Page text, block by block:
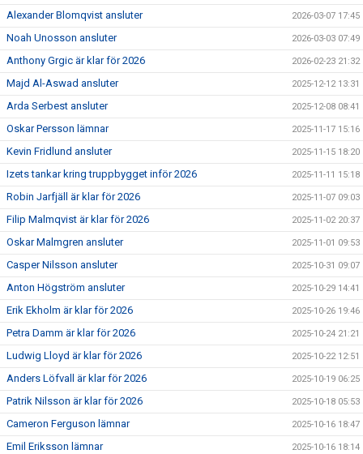
Alexander Blomqvist ansluter 2026-03-07 17:45
Noah Unosson ansluter 2026-03-03 07:49
Anthony Grgic är klar för 2026 2026-02-23 21:32
Majd Al-Aswad ansluter 2025-12-12 13:31
Arda Serbest ansluter 2025-12-08 08:41
Oskar Persson lämnar 2025-11-17 15:16
Kevin Fridlund ansluter 2025-11-15 18:20
Izets tankar kring truppbygget inför 2026 2025-11-11 15:18
Robin Jarfjäll är klar för 2026 2025-11-07 09:03
Filip Malmqvist är klar för 2026 2025-11-02 20:37
Oskar Malmgren ansluter 2025-11-01 09:53
Casper Nilsson ansluter 2025-10-31 09:07
Anton Högström ansluter 2025-10-29 14:41
Erik Ekholm är klar för 2026 2025-10-26 19:46
Petra Damm är klar för 2026 2025-10-24 21:21
Ludwig Lloyd är klar för 2026 2025-10-22 12:51
Anders Löfvall är klar för 2026 2025-10-19 06:25
Patrik Nilsson är klar för 2026 2025-10-18 05:53
Cameron Ferguson lämnar 2025-10-16 18:47
Emil Eriksson lämnar 2025-10-16 18:14